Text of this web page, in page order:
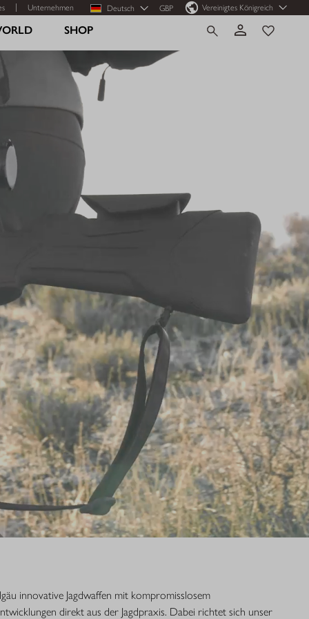
Unternehmen Deutsch GBP Vereinigtes Königreich
SHOP
innovative Jagdwaffen mit kompromisslosem
direkt aus der Jagdpraxis. Dabei richtet sich unser